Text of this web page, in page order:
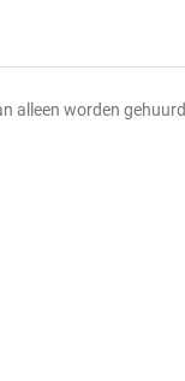
alleen worden gehuurd